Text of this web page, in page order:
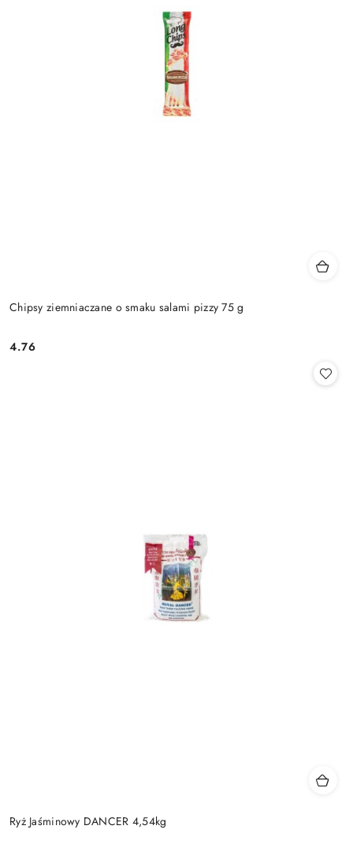
Chipsy ziemniaczane o smaku salami pizzy 75 g
Cena:
4.76
Ryż Jaśminowy DANCER 4,54kg